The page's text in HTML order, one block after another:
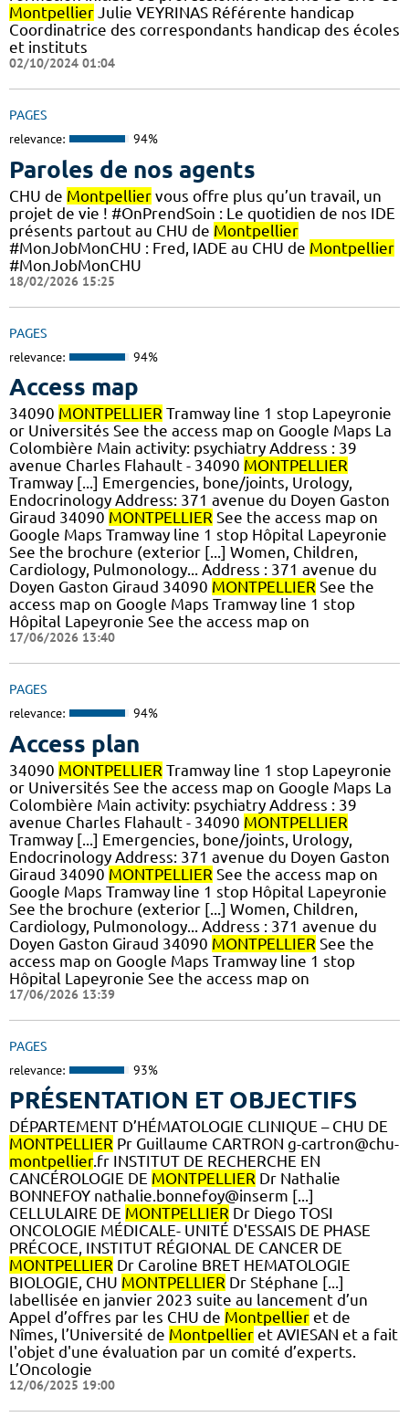
Montpellier Julie VEYRINAS Référente handicap
Coordinatrice des correspondants handicap des écoles
et instituts
02/10/2024 01:04
PAGES
relevance: 94%
Paroles de nos agents
CHU de Montpellier vous offre plus qu’un travail, un
projet de vie ! #OnPrendSoin : Le quotidien de nos IDE
présents partout au CHU de Montpellier
#MonJobMonCHU : Fred, IADE au CHU de Montpellier
#MonJobMonCHU
18/02/2026 15:25
PAGES
relevance: 94%
Access map
34090 MONTPELLIER Tramway line 1 stop Lapeyronie
or Universités See the access map on Google Maps La
Colombière Main activity: psychiatry Address : 39
avenue Charles Flahault - 34090 MONTPELLIER
Tramway [...] Emergencies, bone/joints, Urology,
Endocrinology Address: 371 avenue du Doyen Gaston
Giraud 34090 MONTPELLIER See the access map on
Google Maps Tramway line 1 stop Hôpital Lapeyronie
See the brochure (exterior [...] Women, Children,
Cardiology, Pulmonology... Address : 371 avenue du
Doyen Gaston Giraud 34090 MONTPELLIER See the
access map on Google Maps Tramway line 1 stop
Hôpital Lapeyronie See the access map on
17/06/2026 13:40
PAGES
relevance: 94%
Access plan
34090 MONTPELLIER Tramway line 1 stop Lapeyronie
or Universités See the access map on Google Maps La
Colombière Main activity: psychiatry Address : 39
avenue Charles Flahault - 34090 MONTPELLIER
Tramway [...] Emergencies, bone/joints, Urology,
Endocrinology Address: 371 avenue du Doyen Gaston
Giraud 34090 MONTPELLIER See the access map on
Google Maps Tramway line 1 stop Hôpital Lapeyronie
See the brochure (exterior [...] Women, Children,
Cardiology, Pulmonology... Address : 371 avenue du
Doyen Gaston Giraud 34090 MONTPELLIER See the
access map on Google Maps Tramway line 1 stop
Hôpital Lapeyronie See the access map on
17/06/2026 13:39
PAGES
relevance: 93%
PRÉSENTATION ET OBJECTIFS
DÉPARTEMENT D’HÉMATOLOGIE CLINIQUE – CHU DE
MONTPELLIER Pr Guillaume CARTRON g-cartron@chu-
montpellier.fr INSTITUT DE RECHERCHE EN
CANCÉROLOGIE DE MONTPELLIER Dr Nathalie
BONNEFOY nathalie.bonnefoy@inserm [...]
CELLULAIRE DE MONTPELLIER Dr Diego TOSI
ONCOLOGIE MÉDICALE- UNITÉ D'ESSAIS DE PHASE
PRÉCOCE, INSTITUT RÉGIONAL DE CANCER DE
MONTPELLIER Dr Caroline BRET HEMATOLOGIE
BIOLOGIE, CHU MONTPELLIER Dr Stéphane [...]
labellisée en janvier 2023 suite au lancement d’un
Appel d’offres par les CHU de Montpellier et de
Nîmes, l’Université de Montpellier et AVIESAN et a fait
l'objet d'une évaluation par un comité d’experts.
L’Oncologie
12/06/2025 19:00